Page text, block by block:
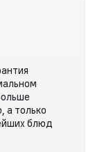
а только
блюд